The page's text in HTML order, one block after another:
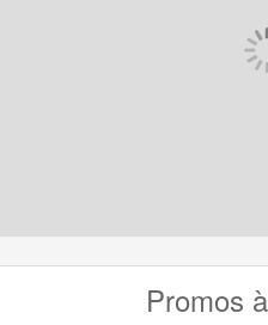
Promos